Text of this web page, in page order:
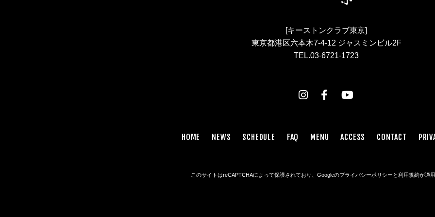
[キーストンクラブ東京]
東京都港区六本木7-4-12 ジャスミンビル2F
TEL.03-6721-1723
HOME NEWS SCHEDULE FAQ MENU ACCESS CONTACT
このサイトはreCAPTCHAによって保護されており、Googleのプライバシーポリシー と利用規約が適